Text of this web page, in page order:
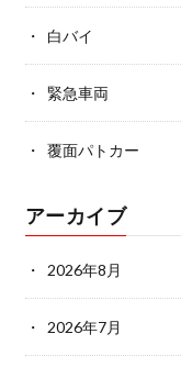
白バイ
緊急車両
覆面パトカー
アーカイブ
2026年8月
2026年7月